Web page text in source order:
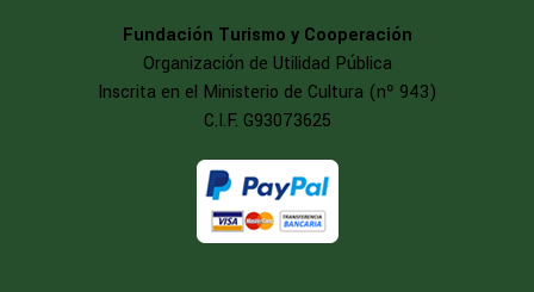
Fundación Turismo y Cooperación
Organización de Utilidad Pública
Inscrita en el Ministerio de Cultura (nº 943)
C.I.F. G93073625